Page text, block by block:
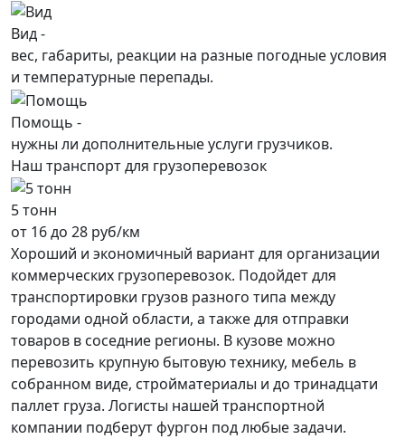
Вид -
вес, габариты, реакции на разные погодные условия
и температурные перепады.
Помощь -
нужны ли дополнительные услуги грузчиков.
Наш транспорт для грузоперевозок
5 тонн
от 16 до 28 руб/км
Хороший и экономичный вариант для организации
коммерческих грузоперевозок. Подойдет для
транспортировки грузов разного типа между
городами одной области, а также для отправки
товаров в соседние регионы. В кузове можно
перевозить крупную бытовую технику, мебель в
собранном виде, стройматериалы и до тринадцати
паллет груза. Логисты нашей транспортной
компании подберут фургон под любые задачи.